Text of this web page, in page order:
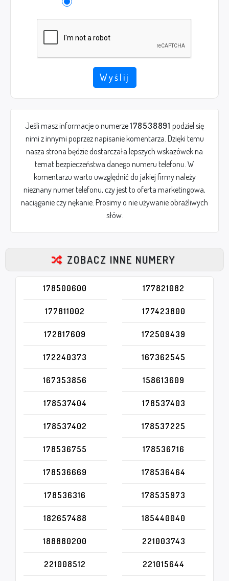
Wyślij
Jeśli masz informacje o numerze178538891 podziel się
nimi z innymi poprzez napisanie komentarza. Dzięki temu
nasza strona będzie dostarczała lepszych wskazówek na
temat bezpieczeństwa danego numeru telefonu. W
komentarzu warto uwzględnić do jakiej firmy należy
nieznany numer telefonu, czy jest to oferta marketingowa,
naciąganie czy nękanie. Prosimy o nie używanie obraźliwych
słów.
ZOBACZ INNE NUMERY
178500600 177821082
177811002 177423800
172817609 172509439
172240373 167362545
167353856 158613609
178537404 178537403
178537402 178537225
178536755 178536716
178536669 178536464
178536316 178535973
182657488 185440040
188880200 221003743
221008512 221015644